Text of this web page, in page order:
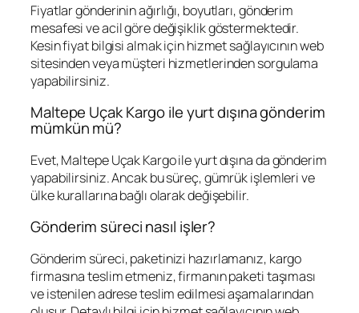
Fiyatlar gönderinin ağırlığı, boyutları, gönderim
mesafesi ve acil göre değişiklik göstermektedir.
Kesin fiyat bilgisi almak için hizmet sağlayıcının web
sitesinden veya müşteri hizmetlerinden sorgulama
yapabilirsiniz.
Maltepe Uçak Kargo ile yurt dışına gönderim
mümkün mü?
Evet, Maltepe Uçak Kargo ile yurt dışına da gönderim
yapabilirsiniz. Ancak bu süreç, gümrük işlemleri ve
ülke kurallarına bağlı olarak değişebilir.
Gönderim süreci nasıl işler?
Gönderim süreci, paketinizi hazırlamanız, kargo
firmasına teslim etmeniz, firmanın paketi taşıması
ve istenilen adrese teslim edilmesi aşamalarından